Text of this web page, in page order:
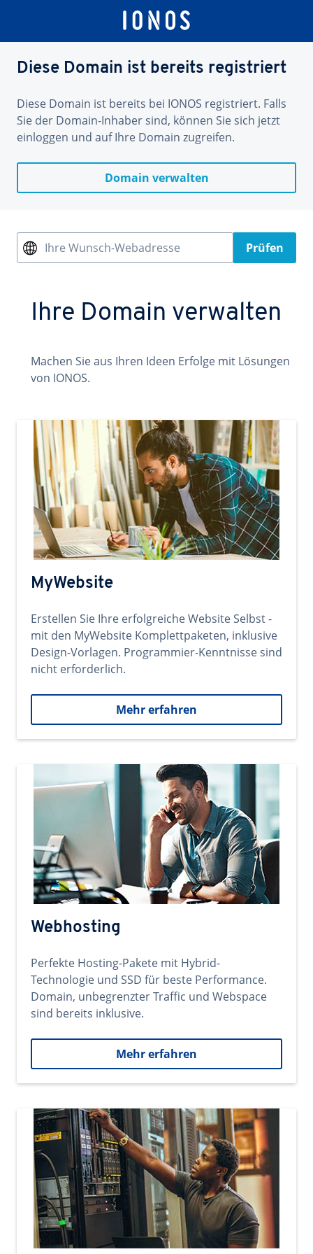
Diese Domain ist bereits registriert
Diese Domain ist bereits bei IONOS registriert. Falls
Sie der Domain-Inhaber sind, können Sie sich jetzt
einloggen und auf Ihre Domain zugreifen.
Domain verwalten
Ihre Wunsch-Webadresse Prüfen
Ihre Domain verwalten
Machen Sie aus Ihren Ideen Erfolge mit Lösungen
von IONOS.
MyWebsite
Erstellen Sie Ihre erfolgreiche Website Selbst -
mit den MyWebsite Komplettpaketen, inklusive
Design-Vorlagen. Programmier-Kenntnisse sind
nicht erforderlich.
Mehr erfahren
Webhosting
Perfekte Hosting-Pakete mit Hybrid-
Technologie und SSD für beste Performance.
Domain, unbegrenzter Traffic und Webspace
sind bereits inklusive.
Mehr erfahren